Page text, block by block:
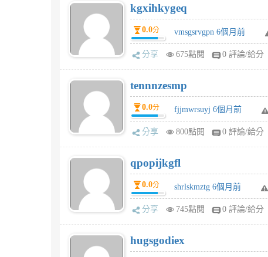
kgxihkygeq
0.0分 vmsgsrvgpn 6個月前
分享 675點閱 0 評論/給分
tennnzesmp
0.0分 fjjmwrsuyj 6個月前
分享 800點閱 0 評論/給分
qpopijkgfl
0.0分 shrlskmztg 6個月前
分享 745點閱 0 評論/給分
hugsgodiex